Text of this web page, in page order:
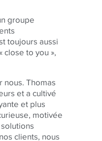
groupe
toujours aussi
to you »,
nous. Thomas
et a cultivé
et plus
motivée
clients, nous